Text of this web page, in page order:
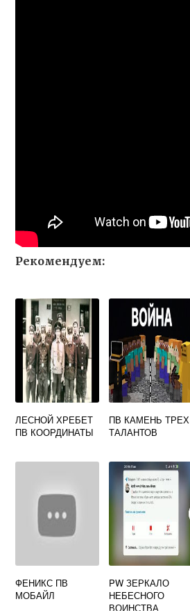
Рекомендуем:
ЛЕСНОЙ ХРЕБЕТ
ПВ КООРДИНАТЫ
ПВ КАМЕНЬ ТРЕХ
ТАЛАНТОВ
ФЕНИКС ПВ
МОБАЙЛ
PW ЗЕРКАЛО
НЕБЕСНОГО
ВОИНСТВА